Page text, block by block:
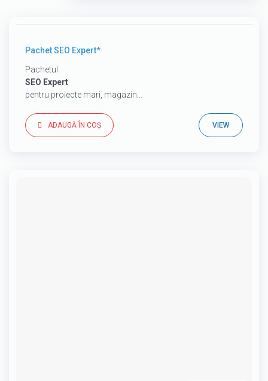
700
Pachet SEO Expert*
Pachetul
SEO Expert
pentru proiecte mari, magazin...
ADAUGĂ ÎN COȘ VIEW